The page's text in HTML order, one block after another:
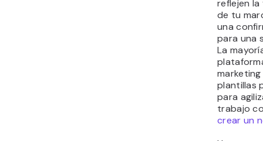
reflejen
de tu
una
para una
La
plantillas
para
trabajo
crear un